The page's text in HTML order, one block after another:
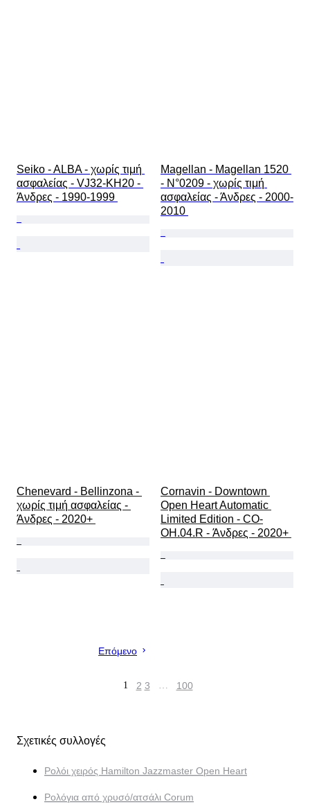
Seiko - ALBA - χωρίς τιμή
ασφαλείας - VJ32-KH20 -
Άνδρες - 1990-1999
Magellan - Magellan 1520
- N°0209 - χωρίς τιμή
ασφαλείας - Άνδρες - 2000-
2010
Chenevard - Bellinzona -
χωρίς τιμή ασφαλείας -
Άνδρες - 2020+
Cornavin - Downtown
Open Heart Automatic
Limited Edition - CO-
OH.04.R - Άνδρες - 2020+
Επόμενο
1 2 3 … 100
Σχετικές συλλογές
Ρολόι χειρός Hamilton Jazzmaster Open Heart
Ρολόγια από χρυσό/ατσάλι Corum